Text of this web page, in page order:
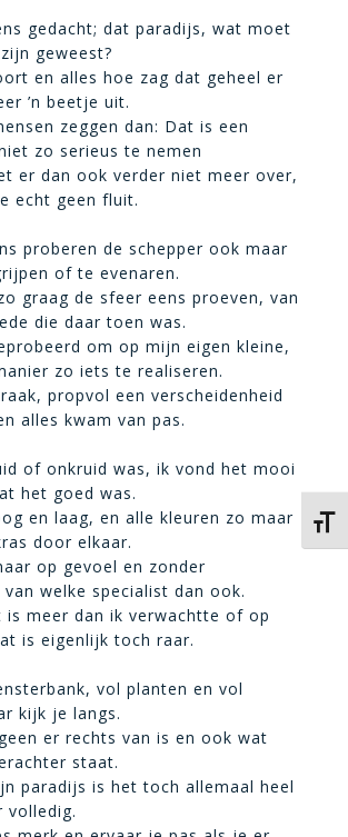
gedacht; dat paradijs, wat moet
geweest?
en alles hoe zag dat geheel er
’n beetje uit.
zeggen dan: Dat is een
zo serieus te nemen
er dan ook verder niet meer over,
echt geen fluit.
proberen de schepper ook maar
of te evenaren.
graag de sfeer eens proeven, van
die daar toen was.
om op mijn eigen kleine,
zo iets te realiseren.
propvol een verscheidenheid
alles kwam van pas.
of onkruid was, ik vond het mooi
het goed was.
en laag, en alle kleuren zo maar
door elkaar.
op gevoel en zonder
welke specialist dan ook.
is meer dan ik verwachtte of op
is eigenlijk toch raar.
vol planten en vol
kijk je langs.
er rechts van is en ook wat
staat.
paradijs is het toch allemaal heel
volledig.